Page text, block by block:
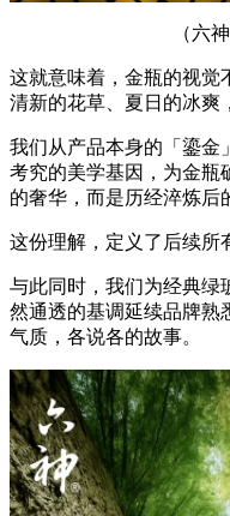
（六
这就意味着，金瓶的视觉
清新的花草、夏日的冰爽
我们从产品本身的「鎏金
考究的美学基因，为金
的奢华，而是历经淬炼后
这份理解，定义了后续所
与此同时，我们为经典
然通透的基调延续品牌熟
气质，各说各的故事。